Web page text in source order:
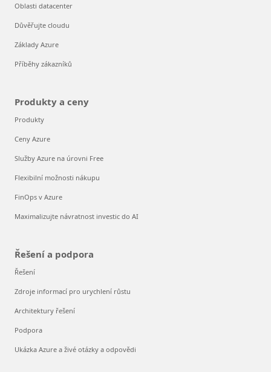
Oblasti datacenter
Důvěřujte cloudu
Základy Azure
Příběhy zákazníků
Produkty a ceny
Produkty
Ceny Azure
Služby Azure na úrovni Free
Flexibilní možnosti nákupu
FinOps v Azure
Maximalizujte návratnost investic do AI
Řešení a podpora
Řešení
Zdroje informací pro urychlení růstu
Architektury řešení
Podpora
Ukázka Azure a živé otázky a odpovědi